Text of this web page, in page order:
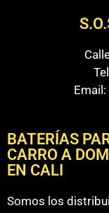
Email:
BATERÍAS
CARRO A
EN CALI
Somos los